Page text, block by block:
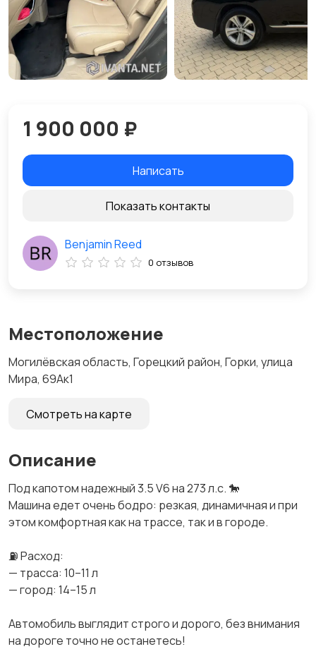
Местоположение
Могилёвская область, Горецкий район, Горки, улица
Мира, 69Ак1
Смотреть на карте
Описание
Под капотом надежный 3.5 V6 на 273 л.с. 🐎
Машина едет очень бодро: резкая, динамичная и при
этом комфортная как на трассе, так и в городе.
⛽ Расход:
— трасса: 10–11 л
— город: 14–15 л
Автомобиль выглядит строго и дорого, без внимания
на дороге точно не останетесь!
1 900 000 ₽
Написать
Показать контакты
Benjamin Reed
0 отзывов